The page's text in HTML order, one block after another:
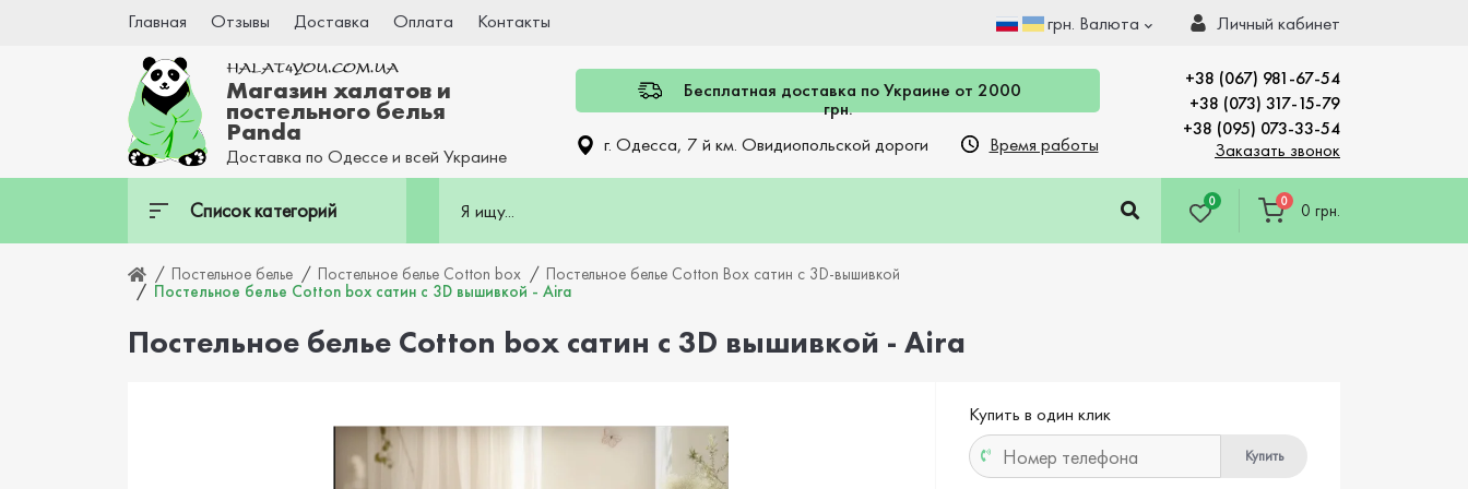
Главная Отзывы Доставка Оплата Контакты грн. Валюта Личный кабинет
Магазин халатов и
постельного белья
Panda
Доставка по Одессе и всей Украине
Бесплатная доставка по Украине от 2000
грн.
г. Одесса, 7 й км. Овидиопольской дороги
Время работы
+38 (067) 981-67-54
+38 (073) 317-15-79
+38 (095) 073-33-54
Заказать звонок
Список категорий 0 0 0 грн.
Постельное белье Постельное белье Cotton box
Постельное белье Cotton Box сатин с 3D-вышивкой
Постельное белье Cotton box сатин с 3D вышивкой - Aira
Постельное белье Cotton box сатин с 3D вышивкой - Aira
Купить в один клик
Купить